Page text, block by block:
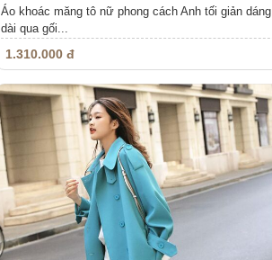
Áo khoác măng tô nữ phong cách Anh tối giản dáng
dài qua gối...
1.310.000 đ